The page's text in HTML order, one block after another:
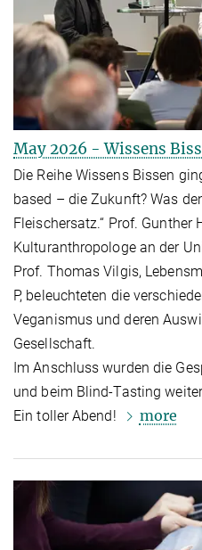
May 2026 - Wissens
Die Reihe Wissens Bissen
based – die Zukunft? Was
Fleischersatz.“ Prof. Gunther
Kulturanthropologe an der
Prof. Thomas Vilgis,
P, beleuchteten die
Veganismus und deren
Gesellschaft.
Im Anschluss wurden die
und beim Blind-Tasting
Ein toller Abend!
more